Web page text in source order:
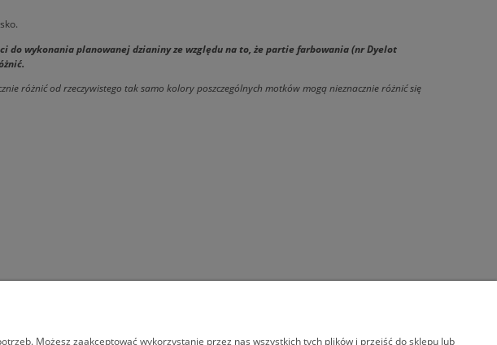
wykonania planowanej dzianiny ze względu na to, że partie farbowania (nr Dyelot
różnić od rzeczywistego tak samo kolory poszczególnych motków mogą nieznacznieróżnić się
Możesz zaakceptować wykorzystanie przez nas wszystkich tych plików i przejść do sklepu lub